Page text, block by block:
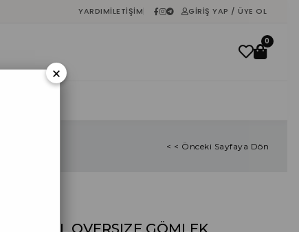
YARDIMİLETIŞIM GIRIŞ YAP / ÜYE OL
0
< < Önceki Sayfaya Dön
AÇIK YEŞİL OVERSIZE GÖMLEK
×